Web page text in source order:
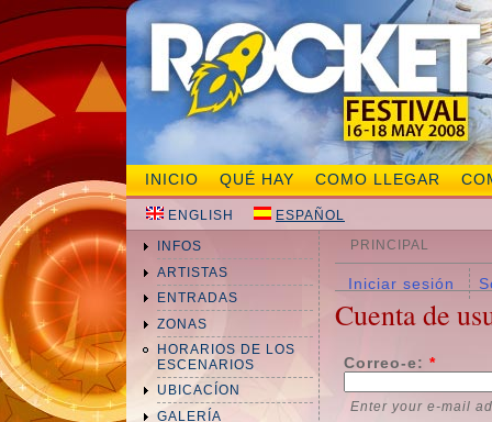
INICIO QUÉ HAY COMO LLEGAR
ENGLISH ESPAÑOL
INFOS
ARTISTAS
ENTRADAS
ZONAS
HORARIOS DE LOS
ESCENARIOS
UBICACÍON
GALERÍA
PRINCIPAL
Iniciar sesión
Cuenta de
Correo-e: *
Enter your e-mail